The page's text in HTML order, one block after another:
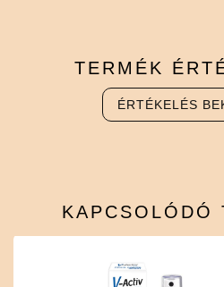
TERMÉK
ÉRTÉKELÉS
KAPCSOLÓDÓ